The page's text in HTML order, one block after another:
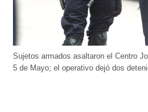
Sujetos armados asaltaron el Centro
5 de Mayo; el operativo dejó dos